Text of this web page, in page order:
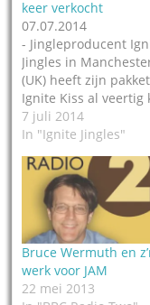
keer verkocht
07.07.2014
- Jingleproducent
Jingles in
(UK) heeft zijn pakket
Ignite Kiss al veertig
verkocht aan andere
stations. Dat meldt
Today. Voor minder
ingewijden:
jinglepakketten
voor de eerste klant
custom geproduceerd,
dus de
en zang worden op
gemaakt. Daarna
de muziekbanden van
7 juli 2014
In "Ignite Jingles"
Bruce Wermuth en
werk voor JAM
22 mei 2013